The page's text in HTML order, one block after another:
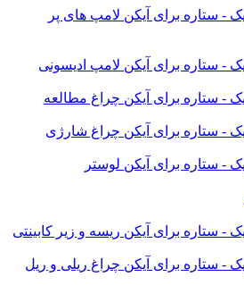
لامپ های پر
لامپ ادیسونی
چراغ مطالعه
چراغ شارژی
لوستر
ریسه و زیر کابینتی
چراغ ریلی و ریل